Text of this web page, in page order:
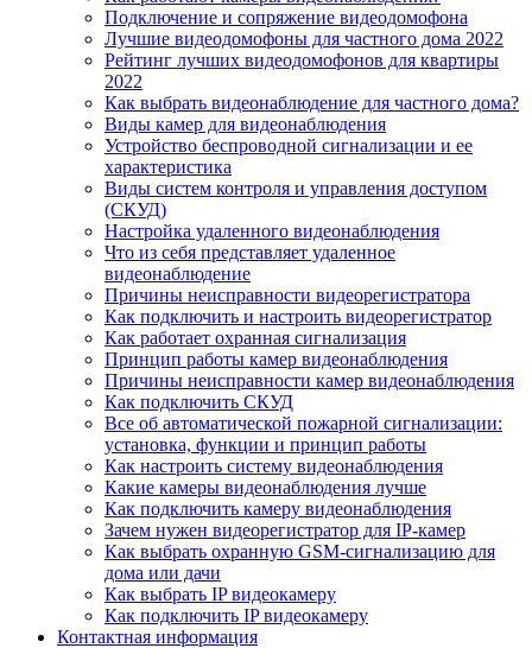
Подключение и сопряжение видеодомофона
Лучшие видеодомофоны для частного дома 2022
Рейтинг лучших видеодомофонов для квартиры
2022
Как выбрать видеонаблюдение для частного дома?
Виды камер для видеонаблюдения
Устройство беспроводной сигнализации и ее
характеристика
Виды систем контроля и управления доступом
(СКУД)
Настройка удаленного видеонаблюдения
Что из себя представляет удаленное
видеонаблюдение
Причины неисправности видеорегистратора
Как подключить и настроить видеорегистратор
Как работает охранная сигнализация
Принцип работы камер видеонаблюдения
Причины неисправности камер видеонаблюдения
Как подключить СКУД
Все об автоматической пожарной сигнализации:
установка, функции и принцип работы
Как настроить систему видеонаблюдения
Какие камеры видеонаблюдения лучше
Как подключить камеру видеонаблюдения
Зачем нужен видеорегистратор для IP-камер
Как выбрать охранную GSM-сигнализацию для
дома или дачи
Как выбрать IP видеокамеру
Как подключить IP видеокамеру
Контактная информация